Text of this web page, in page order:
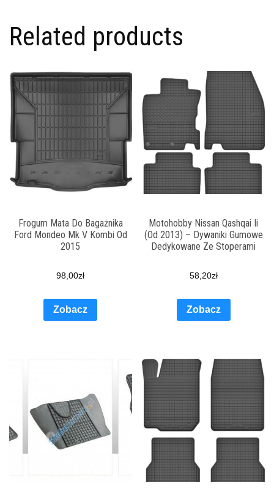
Related products
Frogum Mata Do Bagażnika
Ford Mondeo Mk V Kombi Od
2015
98,00zł
Zobacz
Motohobby Nissan Qashqai Ii
(Od 2013) – Dywaniki Gumowe
Dedykowane Ze Stoperami
58,20zł
Zobacz